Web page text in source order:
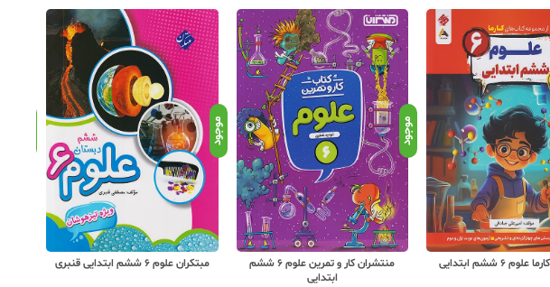
6 ششم ابتدایی
موجود
منتشران کار و تمرین علوم 6 ششم
ابتدایی
موجود
مبتکران علوم 6 ششم ابتدایی قنبری